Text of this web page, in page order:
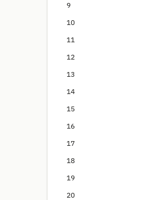
9
10
11
12
13
14
15
16
17
18
19
20